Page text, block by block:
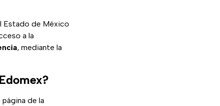
Estado de México
a la
, mediante la
de la